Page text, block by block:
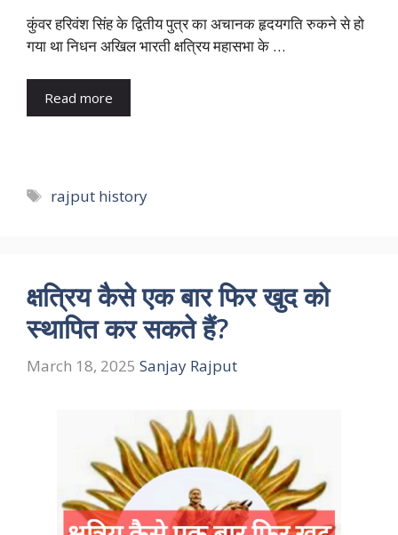
कुंवर हरिवंश सिंह के द्वितीय पुत्र का अचानक हृदयगति रुकने से हो
गया था निधन अखिल भारती क्षत्रिय महासभा के …
Read more
Tags
rajput history
क्षत्रिय कैसे एक बार फिर खुद को
स्थापित कर सकते हैं?
March 18, 2025 Sanjay Rajput